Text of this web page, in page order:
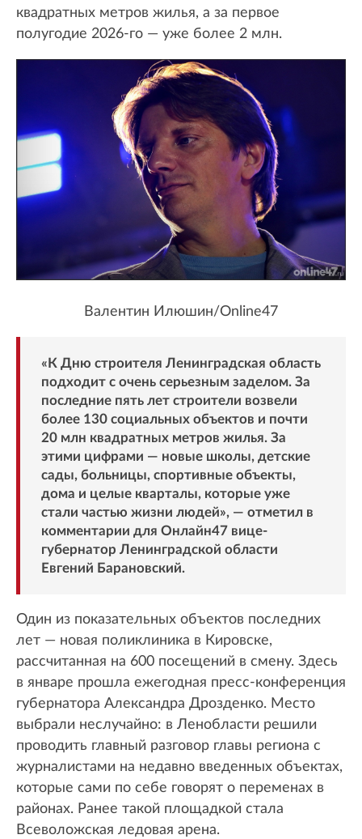
квадратных метров жилья, а за первое
полугодие 2026-го — уже более 2 млн.
Валентин Илюшин/Online47
«К Дню строителя Ленинградская область
подходит с очень серьезным заделом. За
последние пять лет строители возвели
более 130 социальных объектов и почти
20 млн квадратных метров жилья. За
этими цифрами — новые школы, детские
сады, больницы, спортивные объекты,
дома и целые кварталы, которые уже
стали частью жизни людей», — отметил в
комментарии для Онлайн47 вице-
губернатор Ленинградской области
Евгений Барановский.
Один из показательных объектов последних
лет — новая поликлиника в Кировске,
рассчитанная на 600 посещений в смену. Здесь
в январе прошла ежегодная пресс-конференция
губернатора Александра Дрозденко. Место
выбрали неслучайно: в Ленобласти решили
проводить главный разговор главы региона с
журналистами на недавно введенных объектах,
которые сами по себе говорят о переменах в
районах. Ранее такой площадкой стала
Всеволожская ледовая арена.